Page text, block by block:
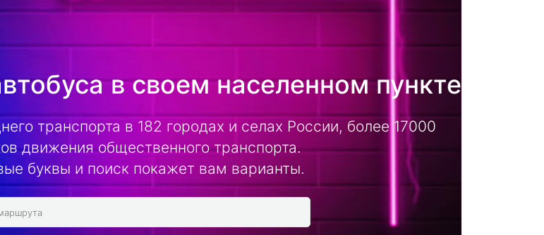
в своем населенном пункте
транспорта в 182 городах и селах России, более 17000
движения общественного транспорта.
буквы и поиск покажет вам варианты.